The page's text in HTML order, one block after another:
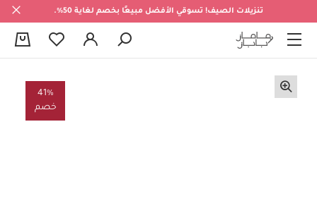
تنزيلات الصيف! تسوقي الأفضل مبيعًا بخصم لغاية 50%.
41%
خصم